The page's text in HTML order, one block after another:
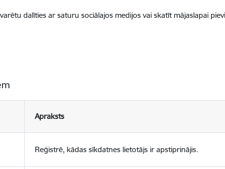
dalīties ar saturu sociālajos medijos vai skatīt mājaslapai
Apraksts
Reģistrē, kādas sīkdatnes lietotājs ir apstiprinājis.